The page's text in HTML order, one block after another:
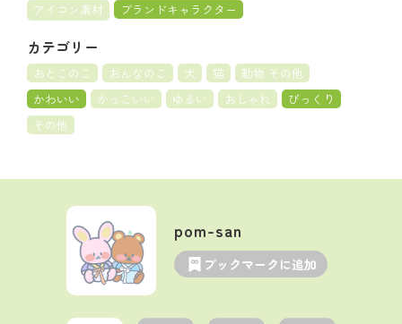
アイコン素材
ブランドキャラクター
カテゴリー
おとこのこ おんなのこ 犬 猫
動物 その他
かわいい
かっこいい ゆるい おしゃれ
びっくり
その他
pom-san
ブックマークに追加